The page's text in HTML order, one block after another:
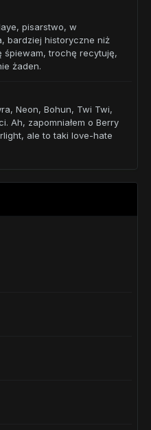
pisarstwo, w
bardziej historyczne niż
śpiewam, trochę recytuję,
żaden.
Neon, Bohun, Twi Twi,
Ah, zapomniałem o Berry
ale to taki love-hate